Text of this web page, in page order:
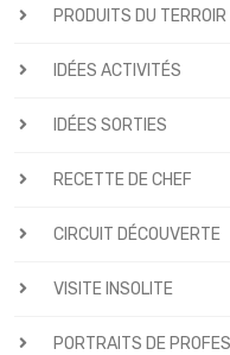
PRODUITS DU TERROIR
IDÉES ACTIVITÉS
IDÉES SORTIES
RECETTE DE CHEF
CIRCUIT DÉCOUVERTE
VISITE INSOLITE
PORTRAITS DE